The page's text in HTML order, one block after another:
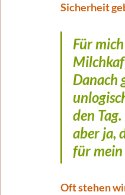
Sicherheit
Für
Danach
den
aber ja,
für mein
Oft stehen